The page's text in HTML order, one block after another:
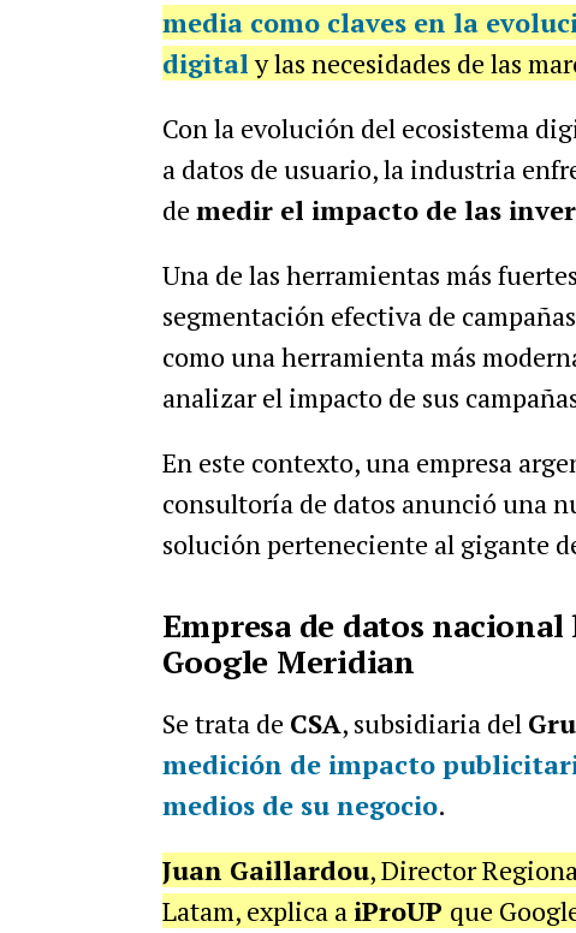
media como claves en la
digitaly las necesidades de las
Con la evolución del ecosistema
a datos de usuario, la industria
de medir el impacto de las
Una de las herramientas más
segmentación efectiva de
como una herramienta más
analizar el impacto de sus
En este contexto, una empresa
consultoría de datos anunció una
solución perteneciente al gigante
Empresa de datos
Google Meridian
Se trata de CSA, subsidiaria del
medición de impacto
medios de su negocio.
Juan Gaillardou, Director
Latam, explica a iProUP que